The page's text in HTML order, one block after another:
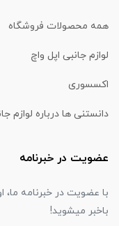
همه محصولات فروشگاه
لوازم جانبی اپل واچ
اکسسوری
دانستنی ها درباره لوازم
عضویت در خبرنامه
با عضویت در خبرنامه
باخبر میشوید!